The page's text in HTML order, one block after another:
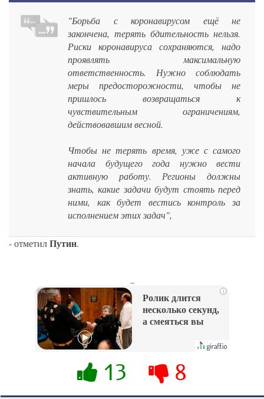
"Борьба с коронавирусом ещё не
закончена, терять бдительность нельзя.
Риски коронавируса сохраняются, надо
проявлять максимальную
ответственность. Нужно соблюдать
меры предосторожности, чтобы не
пришлось возвращаться к
чувствительным ограничениям,
действовавшим весной.
Чтобы не терять время, уже с самого
начала будущего года нужно вести
активную работу. Регионы должны
знать, какие задачи будут стоять перед
ними, как будет вестись контроль за
исполнением этих задач",
- отметилПутин.
i
Ролик длится
несколько секунд,
а смеяться вы
13 8